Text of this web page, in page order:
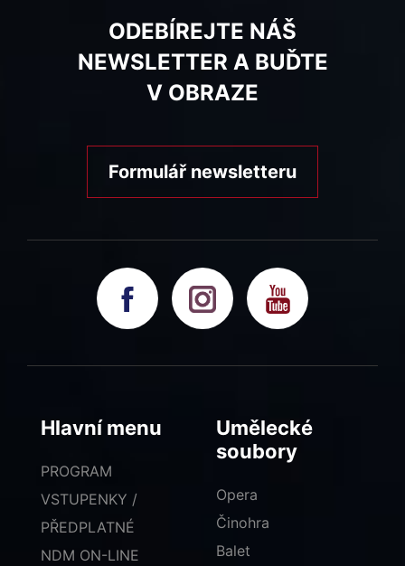
ODEBÍREJTE NÁŠ
NEWSLETTER A BUĎTE
V OBRAZE
Formulář newsletteru
Hlavní menu
PROGRAM
VSTUPENKY /
PŘEDPLATNÉ
NDM ON-LINE
Umělecké
soubory
Opera
Činohra
Balet